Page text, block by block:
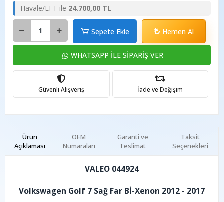
Havale/EFT ile 24.700,00 TL
Sepete Ekle Hemen Al
WHATSAPP İLE SİPARİŞ VER
Güvenli Alışveriş İade ve Değişim
Ürün
Açıklaması
Garanti ve
Teslimat
Taksit
Seçenekleri
OEM
Numaraları
VALEO 044924
Volkswagen Golf 7 Sağ Far Bİ-Xenon 2012 - 2017